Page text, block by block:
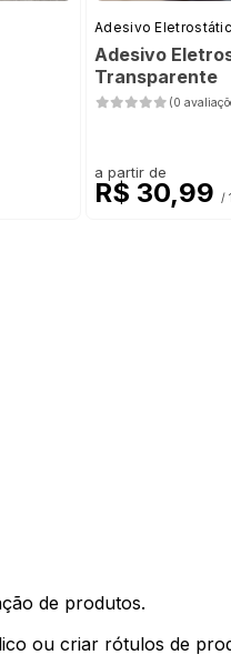
Adesivo
Adesivo
Transparente
(0
a partir de
R$ 30,99 /
de produtos.
ou criar rótulos de